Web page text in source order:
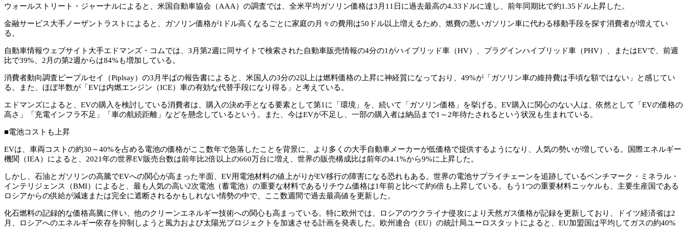
ウォールストリート・ジャーナルによると、米国自動車協会（AAA）の調査では、全米平均ガソリン価格は3月11日に過去最高の4.33ドルに達し、前年同期比で約1.35ドル上昇した。
金融サービス大手ノーザントラストによると、ガソリン価格が1ドル高くなるごとに家庭の月々の費用は50ドル以上増えるため、燃費の悪いガソリン車に代わる移動手段を探す消費者が増えてい
る。
自動車情報ウェブサイト大手エドマンズ・コムでは、3月第2週に同サイトで検索された自動車販売情報の4分の1がハイブリッド車（HV）、プラグインハイブリッド車（PHV）、またはEVで、前週
比で39%、2月の第2週からは84%も増加している。
消費者動向調査ピープルセイ（Piplsay）の3月半ばの報告書によると、米国人の3分の2以上は燃料価格の上昇に神経質になっており、49%が「ガソリン車の維持費は手頃な額ではない」と感じてい
る。また、ほぼ半数が「EVは内燃エンジン（ICE）車の有効な代替手段になり得る」と考えている。
エドマンズによると、EVの購入を検討している消費者は、購入の決め手となる要素として第1に「環境」を、続いて「ガソリン価格」を挙げる。EV購入に関心のない人は、依然として「EVの価格の
高さ」「充電インフラ不足」「車の航続距離」などを懸念しているという。また、今はEVが不足し、一部の購入者は納品まで1～2年待たされるという状況も生まれている。
■電池コストも上昇
EVは、車両コストの約30～40%を占める電池の価格がここ数年で急落したことを背景に、より多くの大手自動車メーカーが低価格で提供するようになり、人気の勢いが増している。国際エネルギー
機関（IEA）によると、2021年の世界EV販売台数は前年比2倍以上の660万台に増え、世界の販売構成比は前年の4.1%から9%に上昇した。
しかし、石油とガソリンの高騰でEVへの関心が高まった半面、EV用電池材料の値上がりがEV移行の障害になる恐れもある。世界の電池サプライチェーンを追跡しているベンチマーク・ミネラル・
インテリジェンス（BMI）によると、最も人気の高い2次電池（蓄電池）の重要な材料であるリチウム価格は1年前と比べて約6倍も上昇している。もう1つの重要材料ニッケルも、主要生産国である
ロシアからの供給が減速または完全に遮断されるかもしれない情勢の中で、ここ数週間で過去最高値を更新した。
化石燃料の記録的な価格高騰に伴い、他のクリーンエネルギー技術への関心も高まっている。特に欧州では、ロシアのウクライナ侵攻により天然ガス価格が記録を更新しており、ドイツ経済省は2
月、ロシアへのエネルギー依存を抑制しようと風力および太陽光プロジェクトを加速させる計画を発表した。欧州連合（EU）の統計局ユーロスタットによると、EU加盟国は平均してガスの約40%